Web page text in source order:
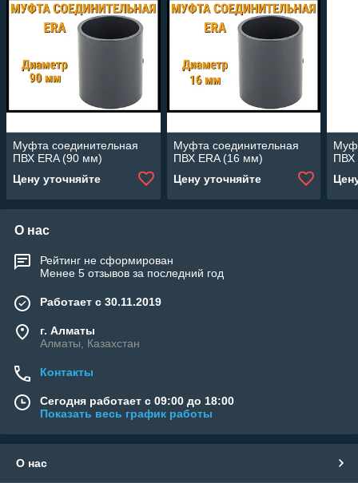
Муфта соединительная
ПВХ ERA (90 мм)
Цену уточняйте
Муфта соединительная
ПВХ ERA (16 мм)
Цену уточняйте
ПВХ
О нас
Рейтинг не сформирован
Менее 5 отзывов за последний год
Работает с 30.11.2019
г. Алматы
Алматы, Казахстан
Контакты
Сегодня работает с 09:00 до 18:00
Показать весь график работы
О нас